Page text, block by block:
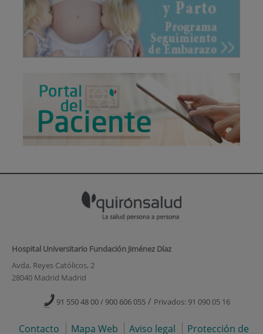
Hospital Universitario Fundación Jiménez Díaz
Avda. Reyes Católicos, 2
28040 Madrid Madrid
91 550 48 00 / 900 606 055 / Privados: 91 090 05 16
Contacto Mapa Web Aviso legal Protección de